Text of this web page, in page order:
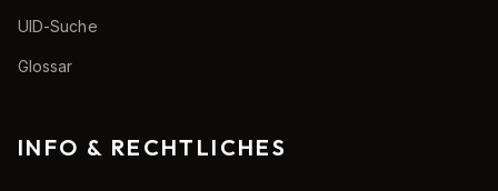
UID-Suche
Glossar
INFO & RECHTLICHES